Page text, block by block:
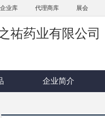
企业库 代理商库 展会
祐药业有限公司
企业简介